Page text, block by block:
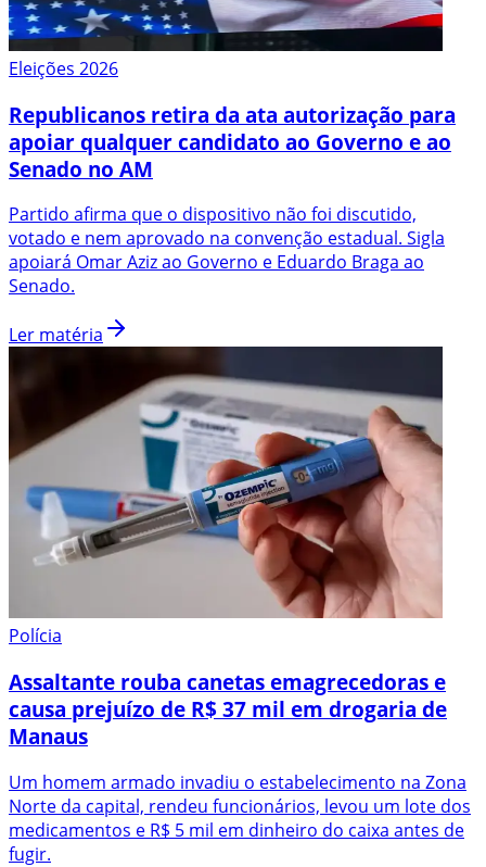
Eleições 2026
Republicanos retira da ata autorização para
apoiar qualquer candidato ao Governo e ao
Senado no AM
Partido afirma que o dispositivo não foi discutido,
votado e nem aprovado na convenção estadual. Sigla
apoiará Omar Aziz ao Governo e Eduardo Braga ao
Senado.
Ler matéria
Polícia
Assaltante rouba canetas emagrecedoras e
causa prejuízo de R$ 37 mil em drogaria de
Manaus
Um homem armado invadiu o estabelecimento na Zona
Norte da capital, rendeu funcionários, levou um lote dos
medicamentos e R$ 5 mil em dinheiro do caixa antes de
fugir.